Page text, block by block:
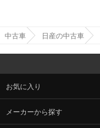
中古車 日産の中古車
お気に入り
メーカーから探す